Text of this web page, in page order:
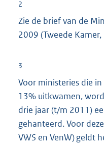
2
Zie de brief van de
2009 (Tweede
3
Voor ministeries die
13% uitkwamen,
drie jaar (t/m 2011)
gehanteerd. Voor
VWS en VenW) geldt